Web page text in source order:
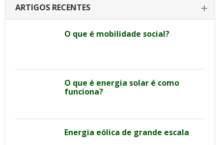
ARTIGOS RECENTES
O que é mobilidade social?
O que é energia solar é como
funciona?
Energia eólica de grande escala